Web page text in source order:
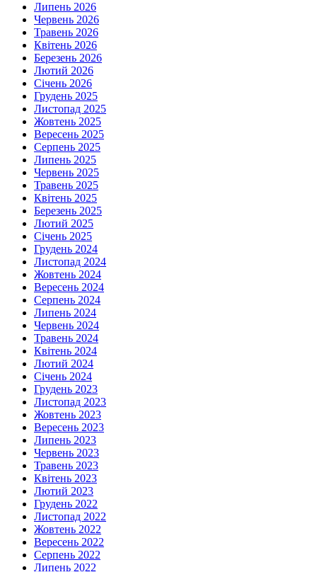
Липень 2026
Червень 2026
Травень 2026
Квітень 2026
Березень 2026
Лютий 2026
Січень 2026
Грудень 2025
Листопад 2025
Жовтень 2025
Вересень 2025
Серпень 2025
Липень 2025
Червень 2025
Травень 2025
Квітень 2025
Березень 2025
Лютий 2025
Січень 2025
Грудень 2024
Листопад 2024
Жовтень 2024
Вересень 2024
Серпень 2024
Липень 2024
Червень 2024
Травень 2024
Квітень 2024
Лютий 2024
Січень 2024
Грудень 2023
Листопад 2023
Жовтень 2023
Вересень 2023
Липень 2023
Червень 2023
Травень 2023
Квітень 2023
Лютий 2023
Грудень 2022
Листопад 2022
Жовтень 2022
Вересень 2022
Серпень 2022
Липень 2022